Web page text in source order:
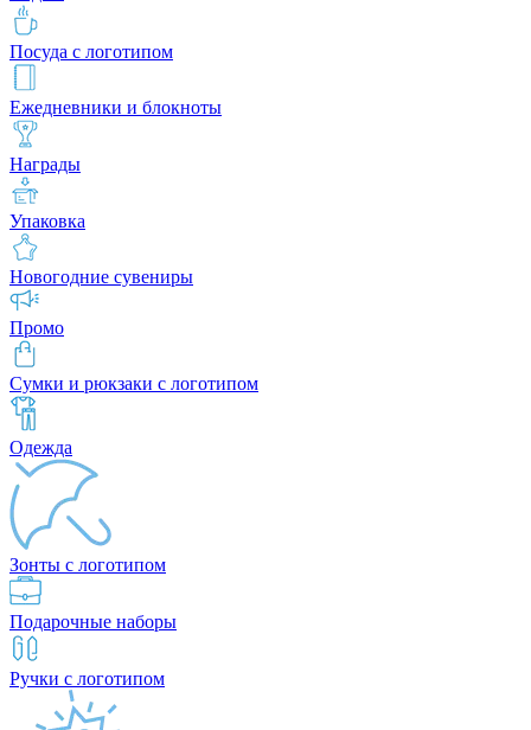
Посуда с логотипом
Ежедневники и блокноты
Награды
Упаковка
Новогодние сувениры
Промо
Сумки и рюкзаки с логотипом
Одежда
Зонты с логотипом
Подарочные наборы
Ручки с логотипом